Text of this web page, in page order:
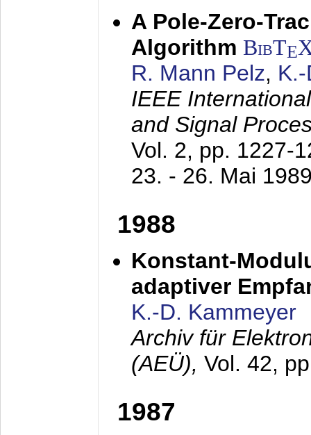
A Pole-Zero-
Algorithm BibTE
R. Mann Pelz,
IEEE
and Signal
Vol. 2, pp. 1227-
23. - 26. Mai
1988
Konstant-
adaptiver
K.-D. Kammeyer
Archiv für
(AEÜ), Vol. 42,
1987